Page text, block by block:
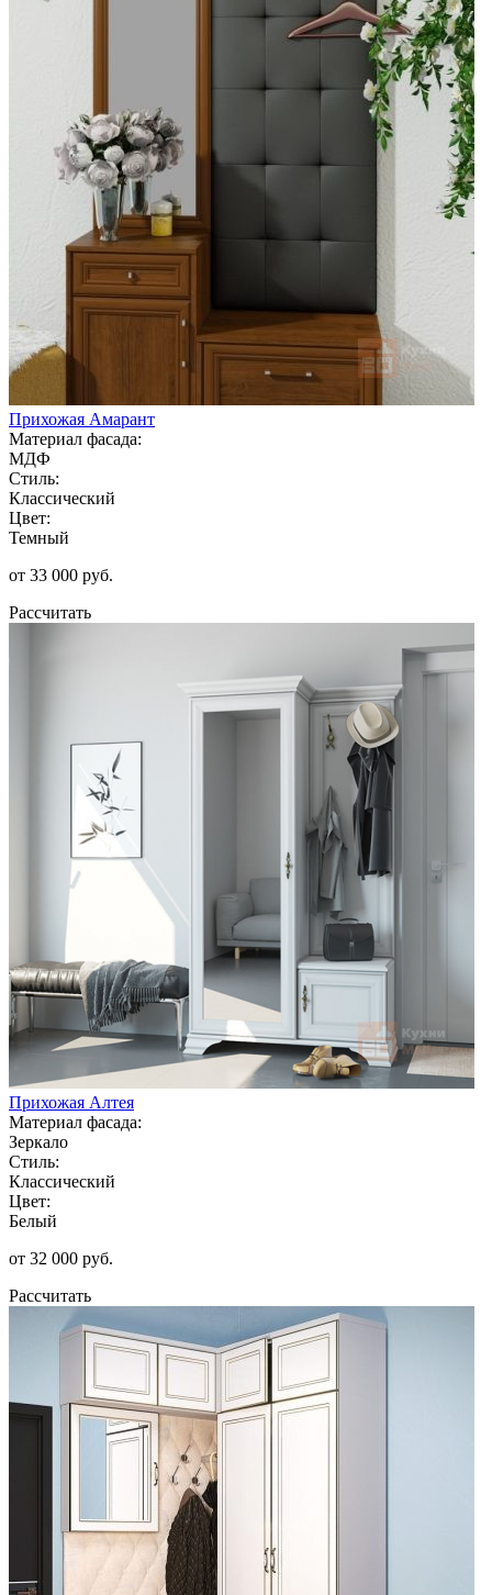
Прихожая Амарант
Материал фасада:
МДФ
Стиль:
Классический
Цвет:
Темный
от 33 000 руб.
Рассчитать
Прихожая Алтея
Материал фасада:
Зеркало
Стиль:
Классический
Цвет:
Белый
от 32 000 руб.
Рассчитать